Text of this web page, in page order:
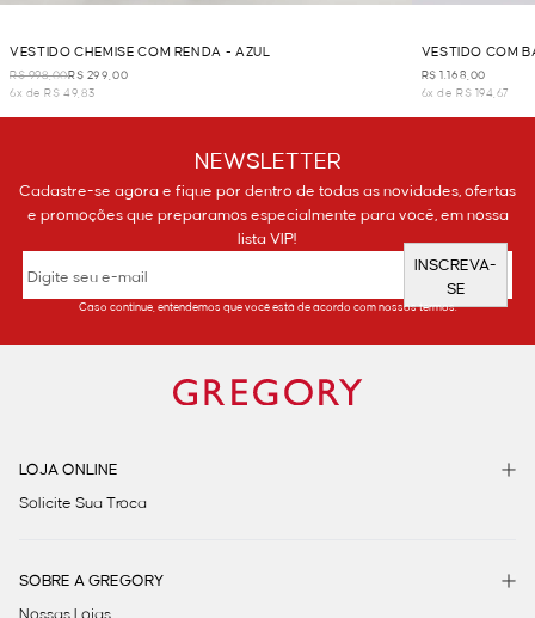
VESTIDO CHEMISE COM RENDA - AZUL
R$ 998,00R$ 299,00
6x de R$ 49,83
VESTIDO COM
R$ 1.168,00
6x de R$ 194,67
NEWSLETTER
Cadastre-se agora e fique por dentro de todas as novidades, ofertas
e promoções que preparamos especialmente para você, em nossa
lista VIP!
INSCREVA-
SE
Caso continue, entendemos que você está de acordo com nossos termos.
LOJA ONLINE
Solicite Sua Troca
SOBRE A GREGORY